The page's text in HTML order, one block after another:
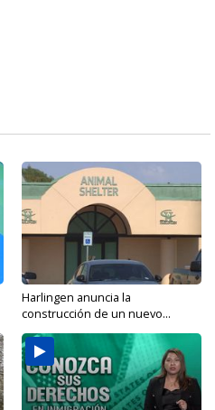
Harlingen anuncia la
construcción de un nuevo...